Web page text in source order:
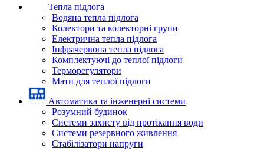
Тепла підлога
Водяна тепла підлога
Колектори та колекторні групи
Електрична тепла підлога
Інфрачервона тепла підлога
Комплектуючі до теплої підлоги
Терморегулятори
Мати для теплої підлоги
Автоматика та інженерні системи
Розумний будинок
Системи захисту від протікання води
Системи резервного живлення
Стабілізатори напруги